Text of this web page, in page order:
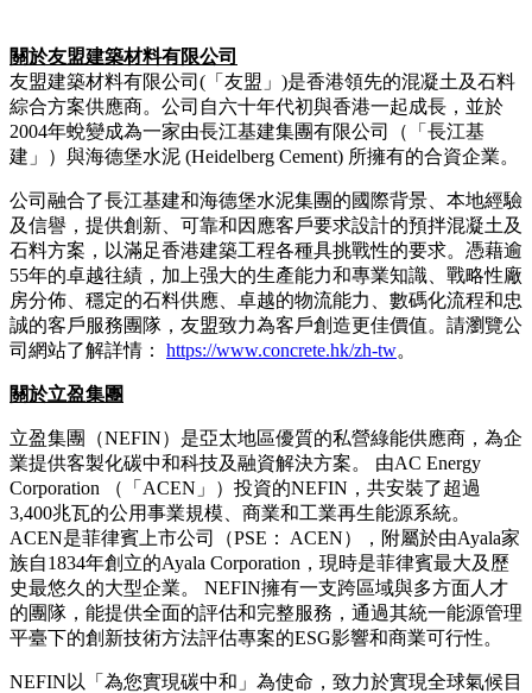
關於友盟建築材料有限公司
友盟建築材料有限公司(「友盟」)是香港領先的混凝土及石料
綜合方案供應商。公司自六十年代初與香港一起成長，並於
2004年蛻變成為一家由長江基建集團有限公司（「長江基
建」）與海德堡水泥 (Heidelberg Cement) 所擁有的合資企業。
公司融合了長江基建和海德堡水泥集團的國際背景、本地經驗
及信譽，提供創新、可靠和因應客戶要求設計的預拌混凝土及
石料方案，以滿足香港建築工程各種具挑戰性的要求。憑藉逾
55年的卓越往績，加上强大的生產能力和專業知識、戰略性廠
房分佈、穩定的石料供應、卓越的物流能力、數碼化流程和忠
誠的客戶服務團隊，友盟致力為客戶創造更佳價值。請瀏覽公
司網站了解詳情： https://www.concrete.hk/zh-tw。
關於立盈集團
立盈集團（NEFIN）是亞太地區優質的私營綠能供應商，為企
業提供客製化碳中和科技及融資解決方案。 由AC Energy
Corporation （「ACEN」）投資的NEFIN，共安裝了超過
3,400兆瓦的公用事業規模、商業和工業再生能源系統。
ACEN是菲律賓上市公司（PSE： ACEN），附屬於由Ayala家
族自1834年創立的Ayala Corporation，現時是菲律賓最大及歷
史最悠久的大型企業。 NEFIN擁有一支跨區域與多方面人才
的團隊，能提供全面的評估和完整服務，通過其統一能源管理
平臺下的創新技術方法評估專案的ESG影響和商業可行性。
NEFIN以「為您實現碳中和」為使命，致力於實現全球氣候目